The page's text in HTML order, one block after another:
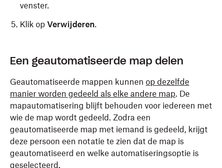
venster.
Klik op Verwijderen.
Een geautomatiseerde map delen
Geautomatiseerde mappen kunnen op dezelfde
manier worden gedeeld als elke andere map. De
mapautomatisering blijft behouden voor iedereen met
wie de map wordt gedeeld. Zodra een
geautomatiseerde map met iemand is gedeeld, krijgt
deze persoon een notatie te zien dat de map is
geautomatiseerd en welke automatiseringsoptie is
geselecteerd.